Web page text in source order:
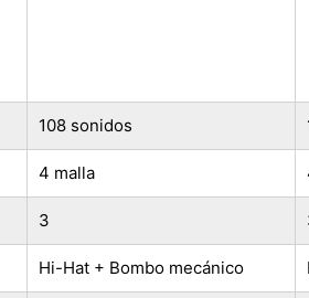
108 sonidos
4 malla
3
Hi-Hat + Bombo mecánico